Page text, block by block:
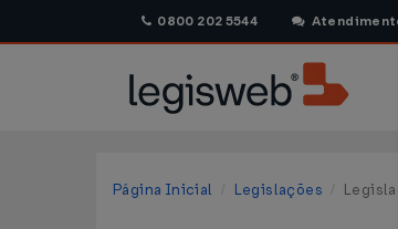
0800 202 5544
Página Inicial Legislações